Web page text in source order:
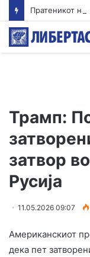
Трамп:
затвор
Русија
11.05.2026 09:07
Американскиот
дека пет